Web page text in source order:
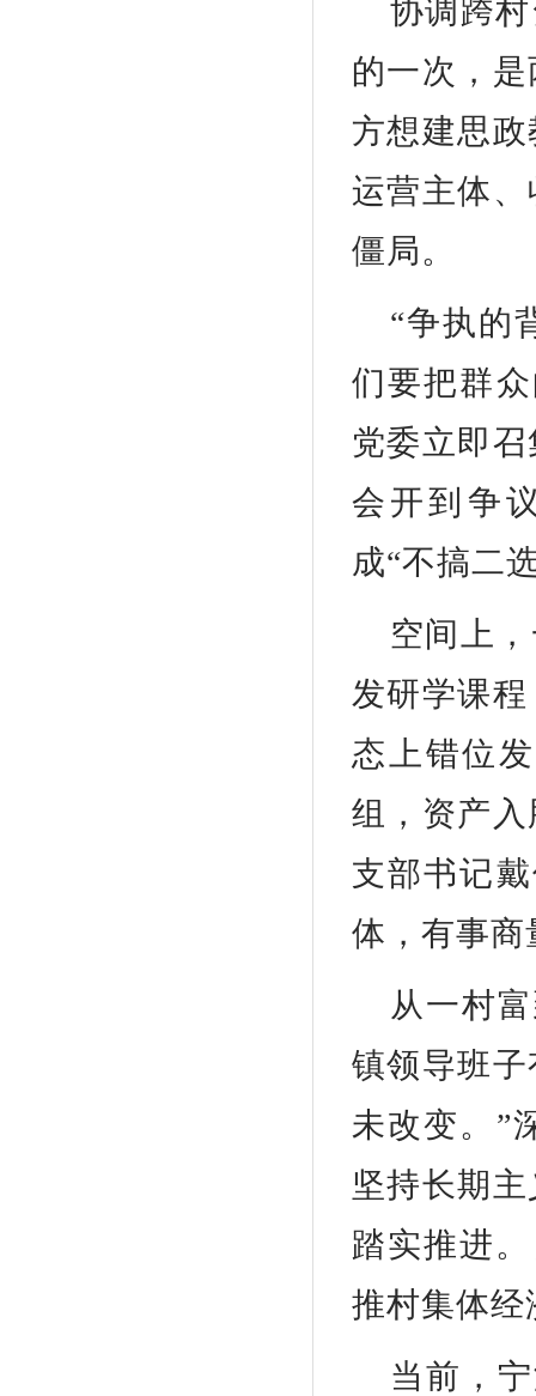
协调跨
的一次，
方想建思
运营主体
僵局。
“争执的
们要把群
党委立即
会开到争
成“不搞二
空间上
发研学课
态上错位
组，资产
支部书记
体，有事商
从一村
镇领导班
未改变。”
坚持长期
踏实推进
推村集体经
当前，